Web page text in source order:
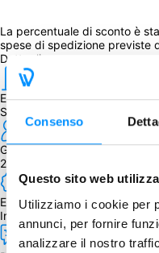
Consenso
Questo sito web
Utilizziamo i cookie per
annunci, per fornire
analizzare il nostro
La percentuale di sconto è
spese di spedizione previste
Dettagli
Editore
Splotter Spellen
Giocatori
2 - 5
Edizione
Inglese